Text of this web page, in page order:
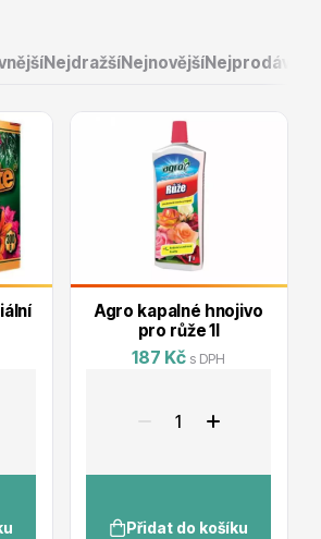
NejdražšíNejnovější
Agro kapalné hnojivo
pro růže 1l
187 Kč s DPH
Přidat do košíku